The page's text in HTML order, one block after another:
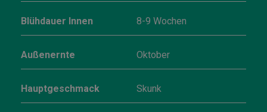
Blühdauer Innen 8-9 Wochen
Außenernte Oktober
Hauptgeschmack Skunk